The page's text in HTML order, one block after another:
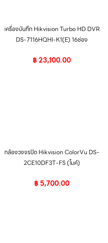
เครื่องบันทึก Hikvision Turbo HD DVR
DS-7116HQHI-K1(E) 16ช่อง
฿23,100.00
กล้องวงจรปิด Hikvision ColorVu DS-
2CE10DF3T-FS (ไมค์)
฿5,700.00